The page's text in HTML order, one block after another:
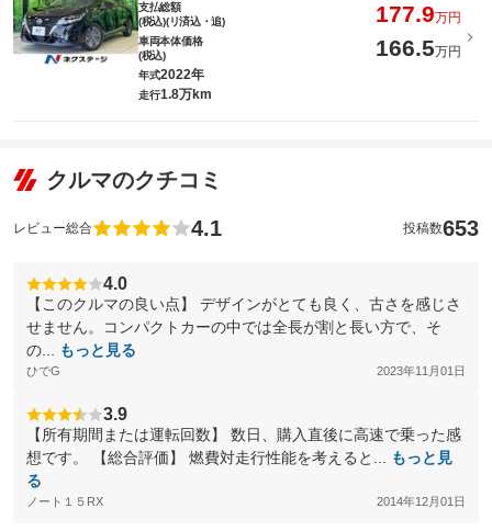
支払総額
(税込)(リ済込・追)
177.9万円
車両本体価格
(税込)
166.5万円
年式2022年
走行1.8万km
クルマのクチコミ
レビュー総合 4.1 投稿数653
4.0
【このクルマの良い点】 デザインがとても良く、古さを感じさ
せません。コンパクトカーの中では全長が割と長い方で、そ
の...
もっと見る
ひでG 2023年11月01日
3.9
【所有期間または運転回数】 数日、購入直後に高速で乗った感
想です。 【総合評価】 燃費対走行性能を考えると...
もっと見
る
ノート１５RX 2014年12月01日